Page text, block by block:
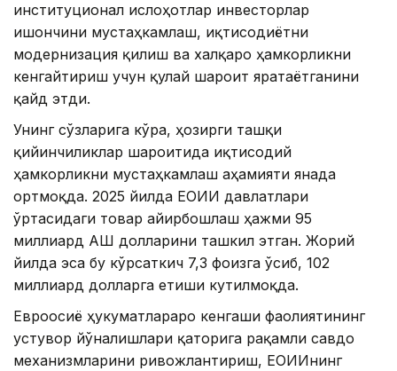
институционал ислоҳотлар инвесторлар
ишончини мустаҳкамлаш, иқтисодиётни
модернизация қилиш ва халқаро ҳамкорликни
кенгайтириш учун қулай шароит яратаётганини
қайд этди.
Унинг сўзларига кўра, ҳозирги ташқи
қийинчиликлар шароитида иқтисодий
ҳамкорликни мустаҳкамлаш аҳамияти янада
ортмоқда. 2025 йилда ЕОИИ давлатлари
ўртасидаги товар айирбошлаш ҳажми 95
миллиард АҚШ долларини ташкил этган. Жорий
йилда эса бу кўрсаткич 7,3 фоизга ўсиб, 102
миллиард долларга етиши кутилмоқда.
Евроосиё ҳукуматлараро кенгаши фаолиятининг
устувор йўналишлари қаторига рақамли савдо
механизмларини ривожлантириш, ЕОИИнинг